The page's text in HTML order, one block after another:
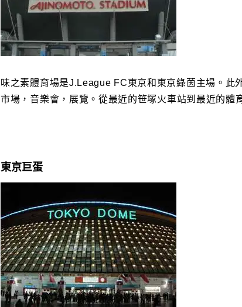
味之素體育場是J.League FC東京和東京綠茵主場。此
市場，音樂會，展覽。從最近的笹塚火車站到最近的體
東京巨蛋